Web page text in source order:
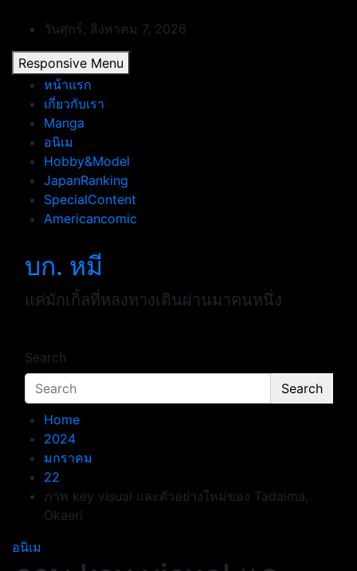
content
วันศุกร์, สิงหาคม 7, 2026
Responsive Menu
หน้าแรก
เกี่ยวกับเรา
Manga
อนิเม
Hobby&Model
JapanRanking
SpecialContent
Americancomic
บก. หมี
แค่มักเกิ้ลที่หลงทางเดินผ่านมาคนหนึ่ง
Search
Search
Home
2024
มกราคม
22
ภาพ key visual และตัวอย่างใหม่ของ Tadaima,
Okaeri
อนิเม